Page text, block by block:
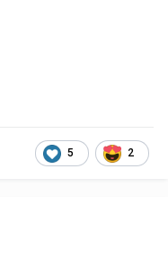
5 2